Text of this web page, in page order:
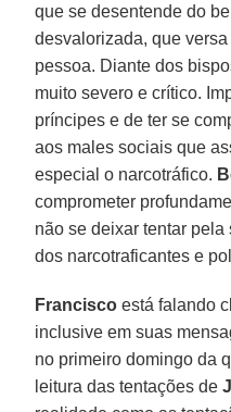
que se desentende do
desvalorizada, que
pessoa. Diante dos
muito severo e crítico.
príncipes e de ter se
aos males sociais que
especial o narcotráfico.
comprometer
não se deixar tentar
dos narcotraficantes e
Francisco está falando
inclusive em suas
no primeiro domingo da
leitura das tentações de